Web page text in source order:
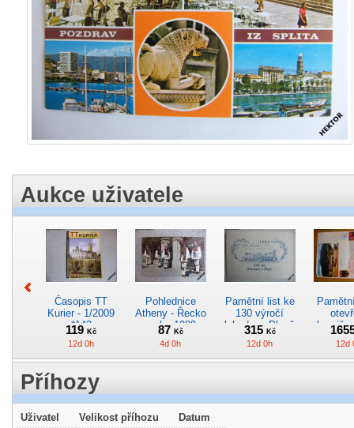
Aukce uživatele
Časopis TT
Kurier - 1/2009
*142
119Kč
12d 0h
Pohlednice
Atheny - Řecko
z roku 1989.
Nová nepoužitá
*5019
87 Kč
4d 0h
Pamětní list ke
130 výročí
lokodepa Plzeň
*2963
315 Kč
12d 0h 12d
Příhozy
Uživatel Velikost příhozu Datum